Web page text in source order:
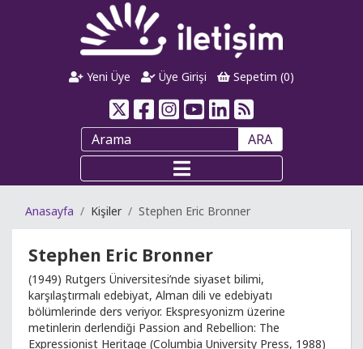
Yeni Üye Üye Girişi Sepetim (0)
ARA
Anasayfa Kişiler Stephen Eric Bronner
Stephen Eric Bronner
(1949) Rutgers Üniversitesi’nde siyaset bilimi,
karşılaştırmalı edebiyat, Alman dili ve edebiyatı
bölümlerinde ders veriyor. Ekspresyonizm üzerine
metinlerin derlendiği Passion and Rebellion: The
Expressionist Heritage (Columbia University Press, 1988)